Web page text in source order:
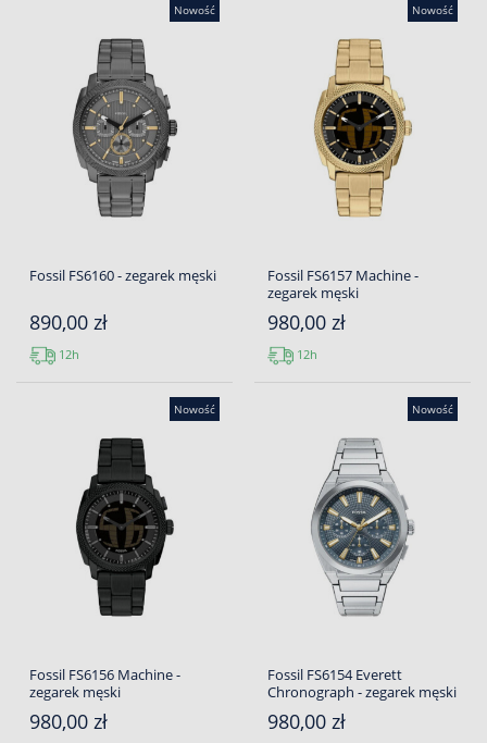
Nowość
Fossil FS6160 - zegarek męski
890,00 zł
12h
Nowość
Fossil FS6157 Machine -
zegarek męski
980,00 zł
12h
Nowość
Fossil FS6156 Machine -
zegarek męski
980,00 zł
Nowość
Fossil FS6154 Everett
Chronograph - zegarek męski
980,00 zł